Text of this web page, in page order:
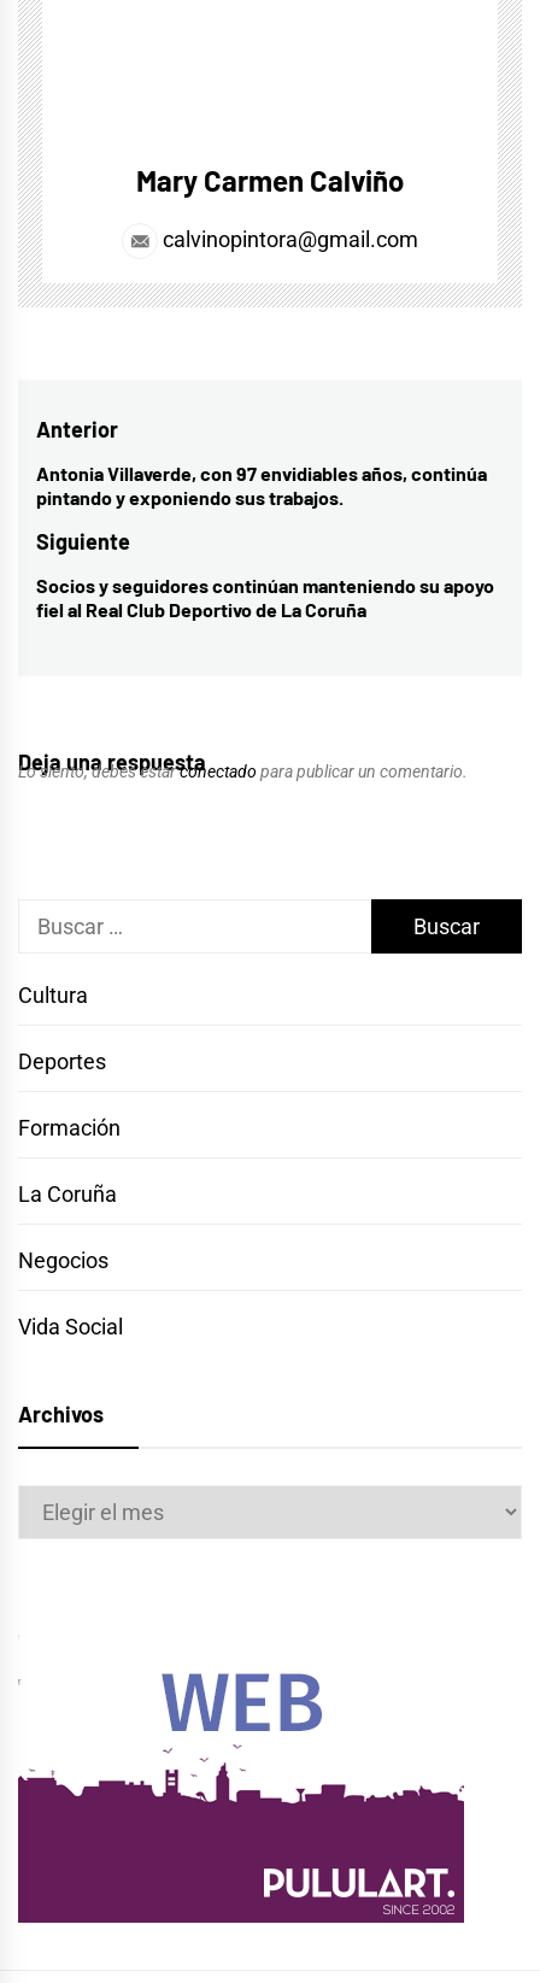
Mary Carmen Calviño
calvinopintora@gmail.com
Navegación
de
entradas
Anterior
Entrada
anterior:
Antonia Villaverde, con 97 envidiables años, continúa
pintando y exponiendo sus trabajos.
Siguiente
Entrada
siguiente:
Socios y seguidores continúan manteniendo su apoyo
fiel al Real Club Deportivo de La Coruña
Deja una respuesta
Lo siento, debes estarconectado para publicar un comentario.
Buscar:
Cultura
Deportes
Formación
La Coruña
Negocios
Vida Social
Archivos
Archivos